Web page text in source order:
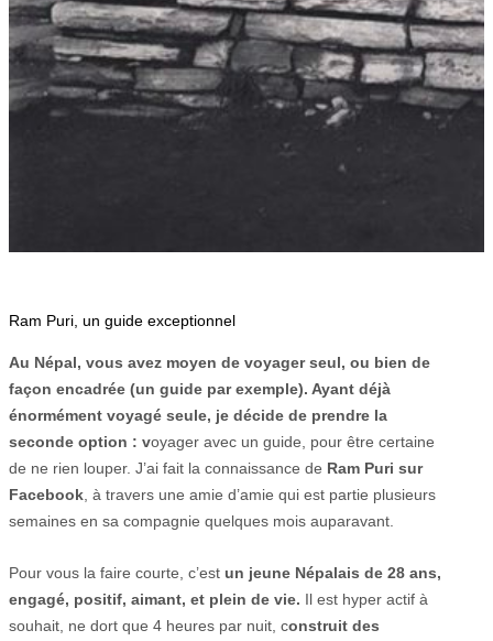
Ram Puri, un guide exceptionnel
Au Népal, vous avez moyen de voyager seul, ou bien de
façon encadrée (un guide par exemple). Ayant déjà
énormément voyagé seule, je décide de prendre la
seconde option : voyager avec un guide, pour être certaine
de ne rien louper. J’ai fait la connaissance de Ram Puri sur
Facebook , à travers une amie d’amie qui est partie plusieurs
semaines en sa compagnie quelques mois auparavant.
Pour vous la faire courte, c’est un jeune Népalais de 28 ans,
engagé, positif, aimant, et plein de vie. Il est hyper actif à
souhait, ne dort que 4 heures par nuit, construit des